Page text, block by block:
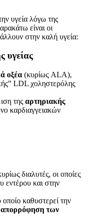
υγεία λόγω της
είναι οι
στην καλή υγεία:
υγείας
οξέα (κυρίως ALA),
LDL χοληστερόλης
της αρτηριακής
καρδιαγγειακών
διαλυτές, οι οποίες
εντέρου και στην
καθυστερεί την
των